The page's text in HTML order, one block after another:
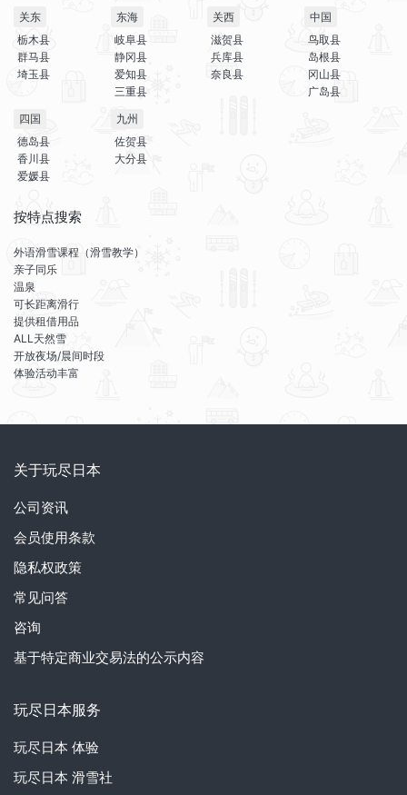
关东
栃木县
群马县
埼玉县
东海
岐阜县
静冈县
爱知县
三重县
关西
滋贺县
兵库县
奈良县
中国
鸟取县
岛根县
冈山县
广岛县
四国
德岛县
香川县
爱媛县
九州
佐贺县
大分县
按特点搜索
外语滑雪课程（滑雪教学）
亲子同乐
温泉
可长距离滑行
提供租借用品
ALL天然雪
开放夜场/晨间时段
体验活动丰富
关于玩尽日本
公司资讯
会员使用条款
隐私权政策
常见问答
咨询
基于特定商业交易法的公示内容
玩尽日本服务
玩尽日本 体验
玩尽日本 滑雪社